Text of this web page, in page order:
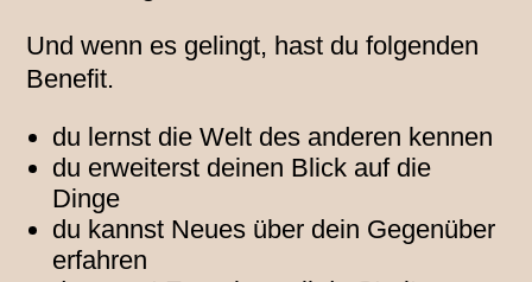
Und wenn es gelingt, hast du folgenden
Benefit.
du lernst die Welt des anderen kennen
du erweiterst deinen Blick auf die
Dinge
du kannst Neues über dein Gegenüber
erfahren